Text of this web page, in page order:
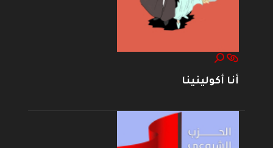
أنا أكولينينا